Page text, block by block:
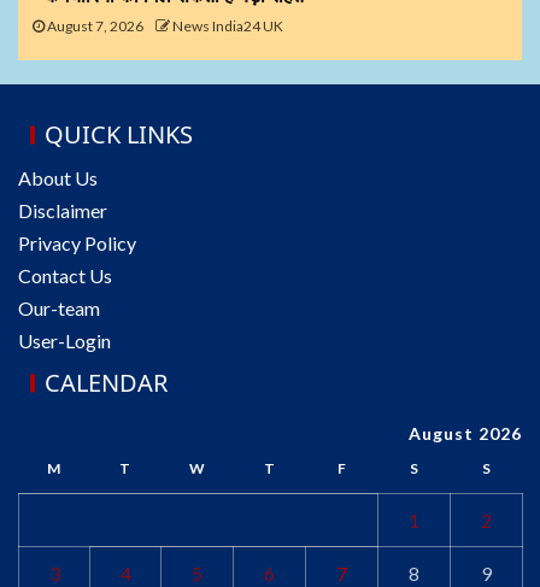
August 7, 2026 News India24 UK
QUICK LINKS
About Us
Disclaimer
Privacy Policy
Contact Us
Our-team
User-Login
CALENDAR
August 2026
M T W T F S S
1 2
3 4 5 6 7 8 9